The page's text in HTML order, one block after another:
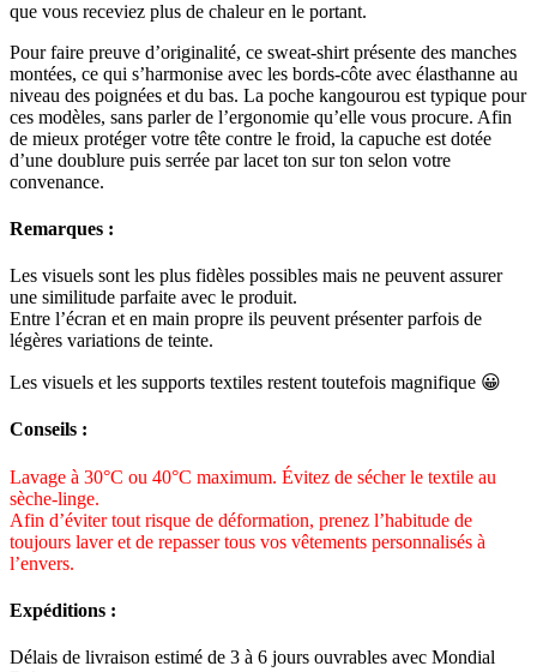
que vous receviez plus de chaleur en le portant.
Pour faire preuve d’originalité, ce sweat-shirt présente des manches
montées, ce qui s’harmonise avec les bords-côte avec élasthanne au
niveau des poignées et du bas. La poche kangourou est typique pour
ces modèles, sans parler de l’ergonomie qu’elle vous procure. Afin
de mieux protéger votre tête contre le froid, la capuche est dotée
d’une doublure puis serrée par lacet ton sur ton selon votre
convenance.
Remarques :
Les visuels sont les plus fidèles possibles mais ne peuvent assurer
une similitude parfaite avec le produit.
Entre l’écran et en main propre ils peuvent présenter parfois de
légères variations de teinte.
Les visuels et les supports textiles restent toutefois magnifique 😀
Conseils :
Lavage à 30°C ou 40°C maximum. Évitez de sécher le textile au
sèche-linge.
Afin d’éviter tout risque de déformation, prenez l’habitude de
toujours laver et de repasser tous vos vêtements personnalisés à
l’envers.
Expéditions :
Délais de livraison estimé de 3 à 6 jours ouvrables avec Mondial